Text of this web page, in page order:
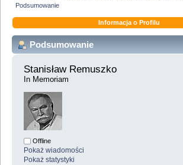
Podsumowanie
Informacja o Profilu
Podsumowanie
Stanisław Remuszko
In Memoriam
Offline
Pokaż wiadomości
Pokaż statystyki